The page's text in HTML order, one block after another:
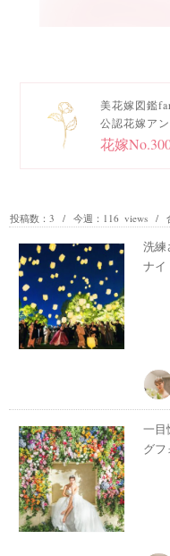
美花嫁図鑑
公認花嫁ア
花嫁
投稿数：3 / 今週：116 views /
洗練
ナイ
一目
グ